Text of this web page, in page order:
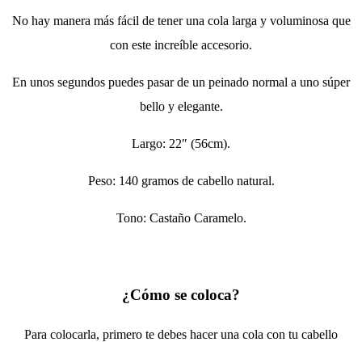
No hay manera más fácil de tener una cola larga y voluminosa que
con este increíble accesorio.
En unos segundos puedes pasar de un peinado normal a uno súper
bello y elegante.
Largo: 22″ (56cm).
Peso: 140 gramos de cabello natural.
Tono: Castaño Caramelo.
¿Cómo se coloca?
Para colocarla, primero te debes hacer una cola con tu cabello